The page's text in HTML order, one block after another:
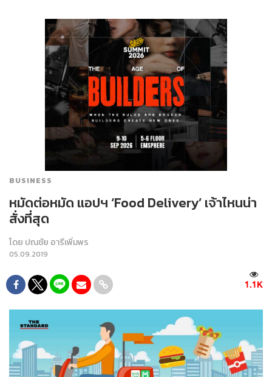
BUSINESS
หมัดต่อหมัด แอปฯ ‘Food Delivery’ เจ้าไหนน่า
สั่งที่สุด
โดย ปณชัย อารีเพิ่มพร
05.09.2019
1.1K